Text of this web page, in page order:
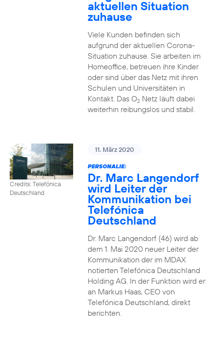
aktuellen Situation
zuhause
Viele Kunden befinden sich
aufgrund der aktuellen Corona-
Situation zuhause. Sie arbeiten im
Homeoffice, betreuen ihre Kinder
oder sind über das Netz mit ihren
Schulen und Universitäten in
Kontakt. Das O2Netz läuft dabei
weiterhin reibungslos und stabil.
Credits: Telefónica
Deutschland
11. März 2020
PERSONALIE:
Dr. Marc Langendorf
wird Leiter der
Kommunikation bei
Telefónica
Deutschland
Dr. Marc Langendorf (46) wird ab
dem 1. Mai 2020 neuer Leiter der
Kommunikation der im MDAX
notierten Telefónica Deutschland
Holding AG. In der Funktion wird er
an Markus Haas, CEO von
Telefónica Deutschland, direkt
berichten.